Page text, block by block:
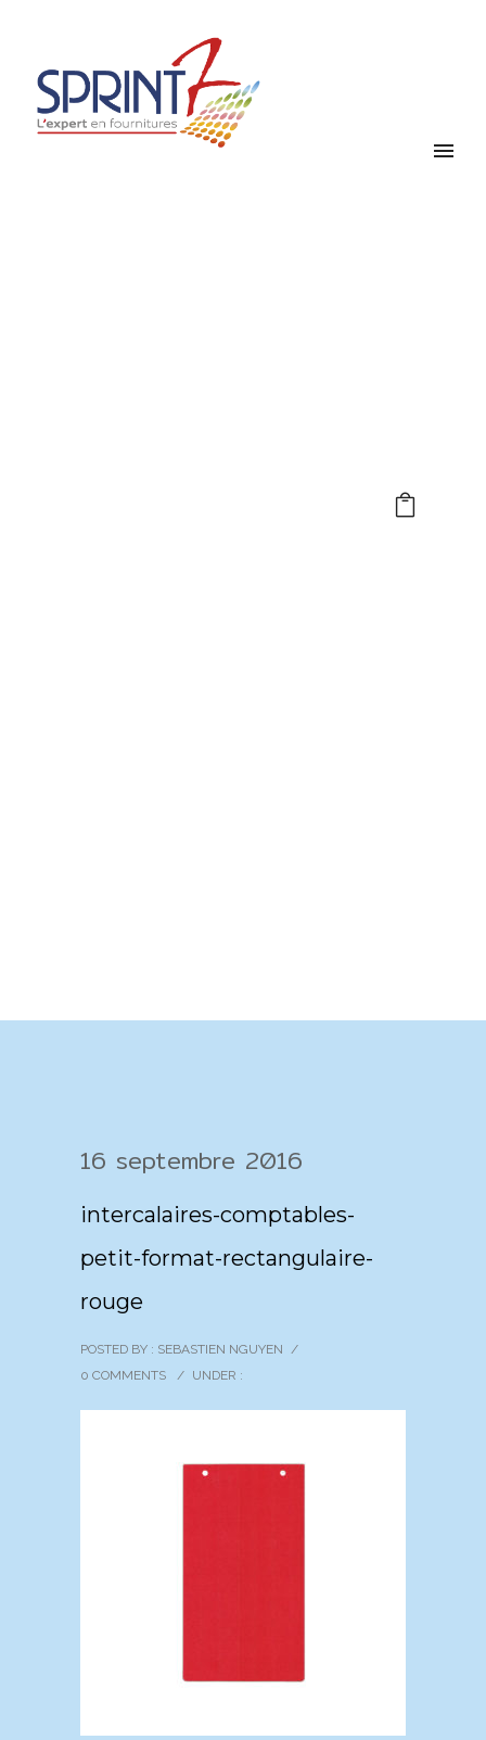
16 septembre 2016
intercalaires-comptables-
petit-format-rectangulaire-
rouge
POSTED BY : SEBASTIEN NGUYEN /
0 COMMENTS
/ UNDER :